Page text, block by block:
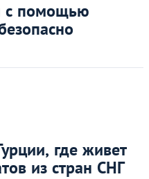
с помощью
где живет
из стран СНГ